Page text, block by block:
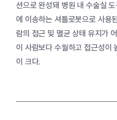
션으로 완성돼 병원 내 수술실
에 이송하는 셔틀로봇으로 사용
람의 접근 및 멸균 상태 유지가
이 사람보다 수월하고 접근성이
이 크다.